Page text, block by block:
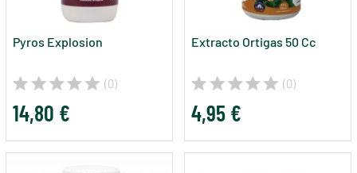
Pyros Explosion
(0)
14,80 €
Extracto Ortigas 50 Cc
(0)
4,95 €